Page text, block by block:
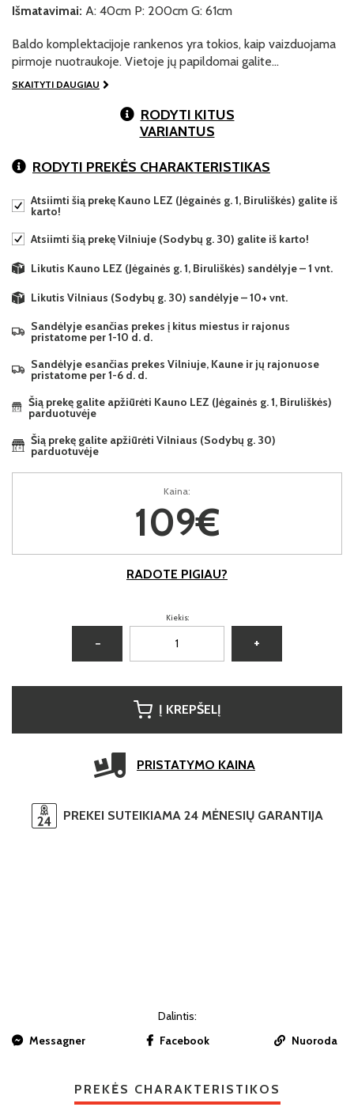
Išmatavimai: A: 40cm P: 200cm G: 61cm
Baldo komplektacijoje rankenos yra tokios, kaip vaizduojama
pirmoje nuotraukoje. Vietoje jų papildomai galite…
SKAITYTI DAUGIAU
RODYTI KITUS
VARIANTUS
RODYTI PREKĖS CHARAKTERISTIKAS
Atsiimti šią prekę Kauno LEZ (Jėgainės g. 1, Biruliškės) galite iš
karto!
Atsiimti šią prekę Vilniuje (Sodybų g. 30) galite iš karto!
Likutis Kauno LEZ (Jėgainės g. 1, Biruliškės) sandėlyje – 1 vnt.
Likutis Vilniaus (Sodybų g. 30) sandėlyje – 10+ vnt.
Sandėlyje esančias prekes į kitus miestus ir rajonus
pristatome per 1-10 d. d.
Sandėlyje esančias prekes Vilniuje, Kaune ir jų rajonuose
pristatome per 1-6 d. d.
Šią prekę galite apžiūrėti Kauno LEZ (Jėgainės g. 1, Biruliškės)
parduotuvėje
Šią prekę galite apžiūrėti Vilniaus (Sodybų g. 30)
parduotuvėje
Kaina:
109€
RADOTE PIGIAU?
Kiekis:
− +
Į KREPŠELĮ
PRISTATYMO KAINA
PREKEI SUTEIKIAMA 24 MĖNESIŲ GARANTIJA
Dalintis:
Messagner
Facebook Nuoroda
PREKĖS CHARAKTERISTIKOS